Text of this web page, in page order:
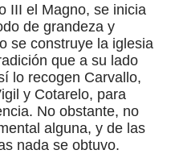
III el Magno, se inicia
de grandeza y
se construye la iglesia
que a su lado
lo recogen Carvallo,
y Cotarelo, para
No obstante, no
alguna, y de las
nada se obtuvo.